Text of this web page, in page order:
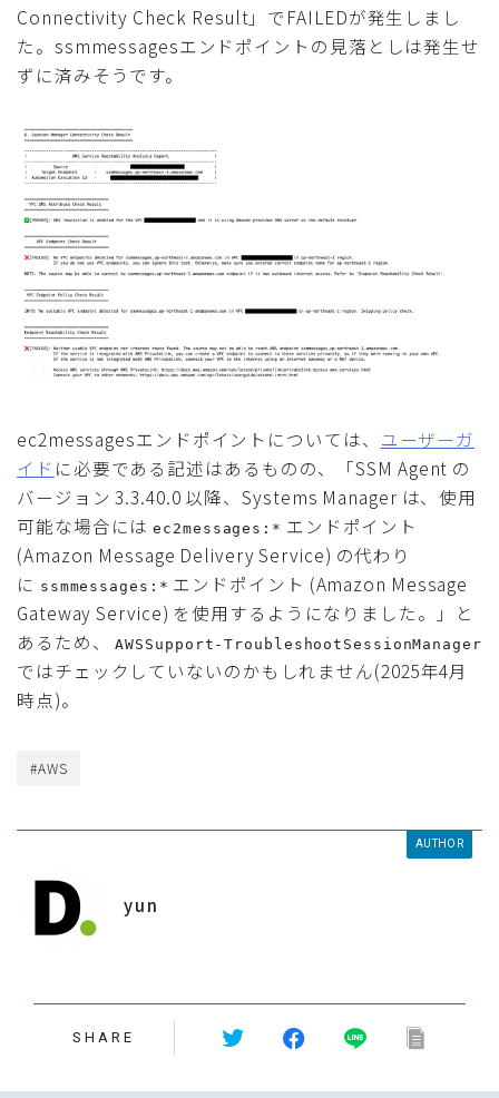
Connectivity Check Result」でFAILEDが発生しまし
た。ssmmessagesエンドポイントの見落としは発生せ
ずに済みそうです。
ec2messagesエンドポイントについては、 ユーザーガ
イド に必要である記述はあるものの、「SSM Agent の
バージョン 3.3.40.0 以降、Systems Manager は、使用
可能な場合にはec2messages:* エンドポイント
(Amazon Message Delivery Service) の代わり
に ssmmessages:* エンドポイント (Amazon Message
Gateway Service) を使用するようになりました。」と
あるため、AWSSupport-TroubleshootSessionManager
ではチェックしていないのかもしれません(2025年4月
時点)。
#AWS
AUTHOR
yun
SHARE